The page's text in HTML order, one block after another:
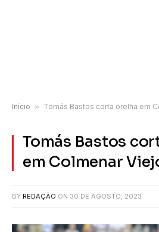
Início » Tomás Bastos corta orelha em
Tomás Bastos
em Colmenar
BY REDAÇÃO ON 30 DE AGOSTO, 2023